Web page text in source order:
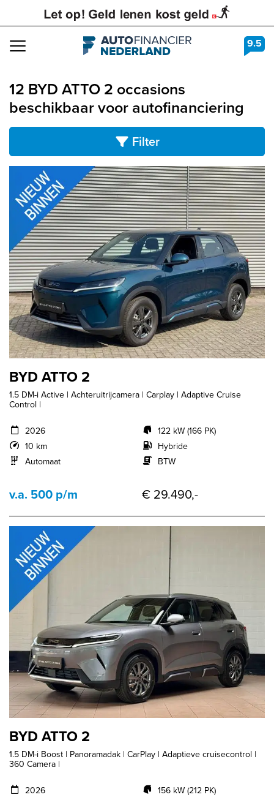
Navigation 9.5
12 BYD ATTO 2 occasions
beschikbaar voor autofinanciering
Filter
BYD ATTO 2
1.5 DM-i Active | Achteruitrijcamera | Carplay | Adaptive Cruise
Control |
2026
10 km
Automaat
122 kW (166 PK)
Hybride
BTW
v.a. 500 p/m € 29.490,-
BYD ATTO 2
1.5 DM-i Boost | Panoramadak | CarPlay | Adaptieve cruisecontrol |
360 Camera |
2026
156 kW (212 PK)